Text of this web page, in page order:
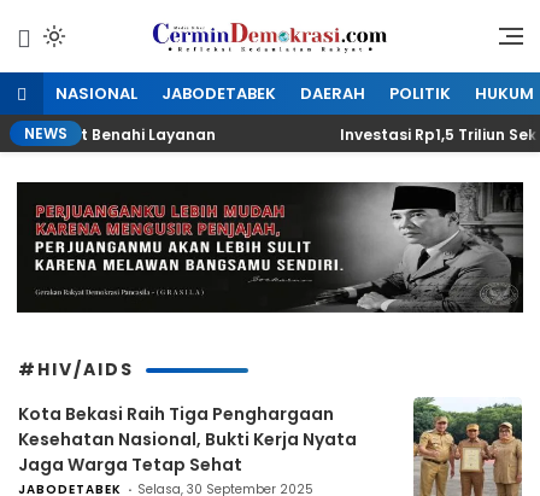
konten
CerminDemokrasi.com
Refleksi Kedaulatan Rakyat
NASIONAL JABODETABEK DAERAH POLITIK HUKUM
NEWSBenahi Layanan Investasi Rp1,5 Triliun
#HIV/AIDS
Kota Bekasi Raih Tiga Penghargaan
Kesehatan Nasional, Bukti Kerja Nyata
Jaga Warga Tetap Sehat
JABODETABEK Selasa, 30 September 2025